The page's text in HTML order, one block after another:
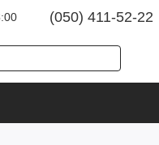
(050) 411-52-22